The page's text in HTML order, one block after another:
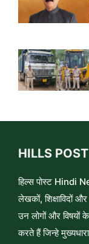
HILLS POST
हिल्स पोस्ट Hindi
लेखकों, शिक्षाविदों
उन लोगों और
करते हैं जिन्हे